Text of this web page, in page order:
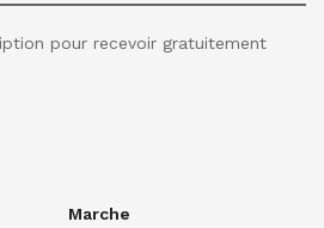
pour recevoir gratuitement
Marche